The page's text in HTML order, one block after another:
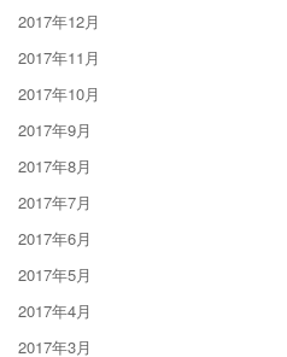
2017年12月
2017年11月
2017年10月
2017年9月
2017年8月
2017年7月
2017年6月
2017年5月
2017年4月
2017年3月